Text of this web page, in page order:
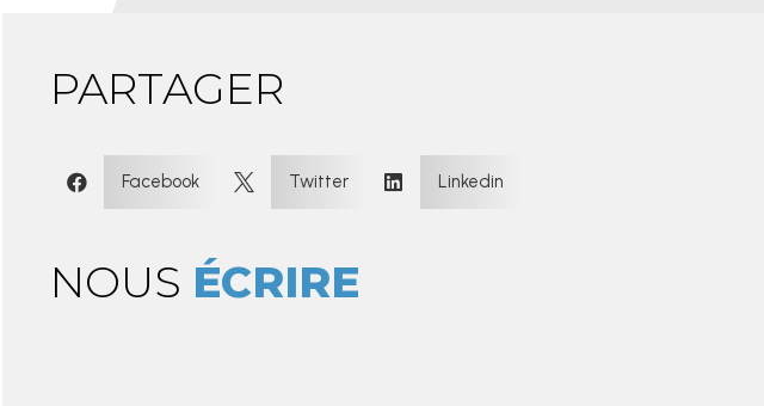
PARTAGER
 Facebook  Twitter  Linkedin
NOUS ÉCRIRE